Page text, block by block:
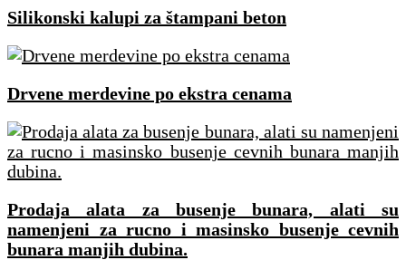
Silikonski kalupi za štampani beton
Drvene merdevine po ekstra cenama
Prodaja alata za busenje bunara, alati su
namenjeni za rucno i masinsko busenje cevnih
bunara manjih dubina.